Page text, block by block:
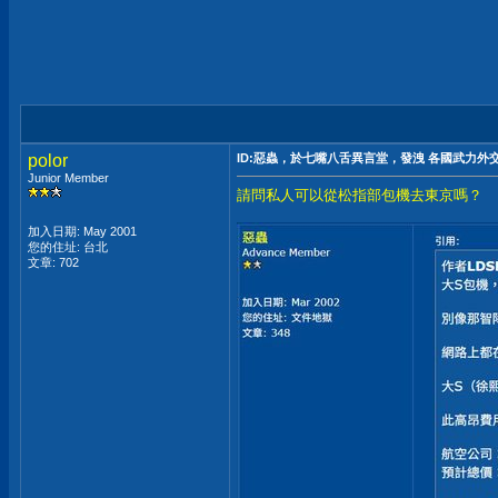
polor
Junior Member
加入日期: May 2001
您的住址: 台北
文章: 702
ID:惡蟲，於七嘴八舌異言堂，發洩 各國武力外
請問私人可以從松指部包機去東京嗎？